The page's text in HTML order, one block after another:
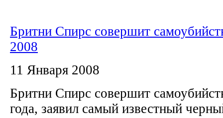
Бритни Спирс совершит
2008
11 Января 2008
Бритни Спирс совершит
года, заявил самый известный